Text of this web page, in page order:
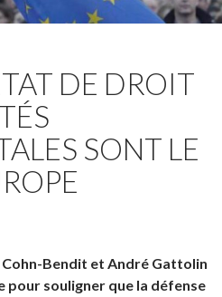
DE DROIT
SONT LE
Bendit et André Gattolin
pour souligner que la défense